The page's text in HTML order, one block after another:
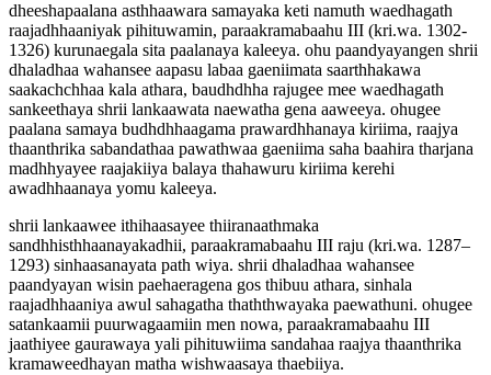
dheeshapaalana asthhaawara samayaka keti namuth waedhagath
raajadhhaaniyak pihituwamin, paraakramabaahu III (kri.wa. 1302-
1326) kurunaegala sita paalanaya kaleeya. ohu paandyayangen shrii
dhaladhaa wahansee aapasu labaa gaeniimata saarthhakawa
saakachchhaa kala athara, baudhdhha rajugee mee waedhagath
sankeethaya shrii lankaawata naewatha gena aaweeya. ohugee
paalana samaya budhdhhaagama prawardhhanaya kiriima, raajya
thaanthrika sabandathaa pawathwaa gaeniima saha baahira tharjana
madhhyayee raajakiiya balaya thahawuru kiriima kerehi
awadhhaanaya yomu kaleeya.
shrii lankaawee ithihaasayee thiiranaathmaka
sandhhisthhaanayakadhii, paraakramabaahu III raju (kri.wa. 1287–
1293) sinhaasanayata path wiya. shrii dhaladhaa wahansee
paandyayan wisin paehaeragena gos thibuu athara, sinhala
raajadhhaaniya awul sahagatha thaththwayaka paewathuni. ohugee
satankaamii puurwagaamiin men nowa, paraakramabaahu III
jaathiyee gaurawaya yali pihituwiima sandahaa raajya thaanthrika
kramaweedhayan matha wishwaasaya thaebiiya.